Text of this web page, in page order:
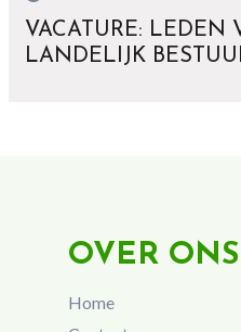
VACATURE: LEDEN
LANDELIJK
OVER ONS
Home